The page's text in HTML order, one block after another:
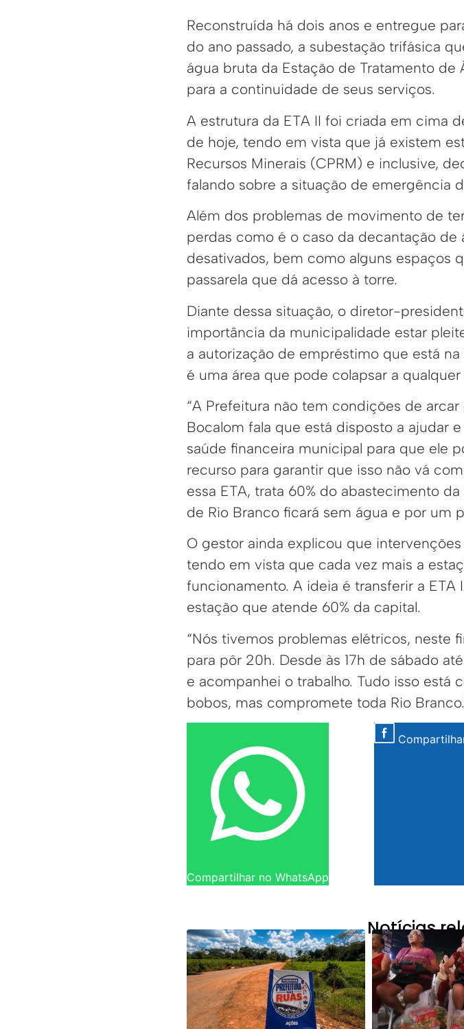
Reconstruída há dois anos e entregue
do ano passado, a subestação trifásica
água bruta da Estação de Tratamento
para a continuidade de seus serviços.
A estrutura da ETA II foi criada em cima
de hoje, tendo em vista que já existem
Recursos Minerais (CPRM) e inclusive,
falando sobre a situação de emergência
Além dos problemas de movimento de
perdas como é o caso da decantação
desativados, bem como alguns espaços
passarela que dá acesso à torre.
Diante dessa situação, o diretor-
importância da municipalidade estar
a autorização de empréstimo que está
é uma área que pode colapsar a
“A Prefeitura não tem condições de
Bocalom fala que está disposto a ajudar
saúde financeira municipal para que ele
recurso para garantir que isso não vá
essa ETA, trata 60% do abastecimento
de Rio Branco ficará sem água e por um
O gestor ainda explicou que
tendo em vista que cada vez mais a
funcionamento. A ideia é transferir a ETA
estação que atende 60% da capital.
“Nós tivemos problemas elétricos, neste
para pôr 20h. Desde às 17h de sábado
e acompanhei o trabalho. Tudo isso está
bobos, mas compromete toda Rio
Compartilhar no WhatsApp
Notícias